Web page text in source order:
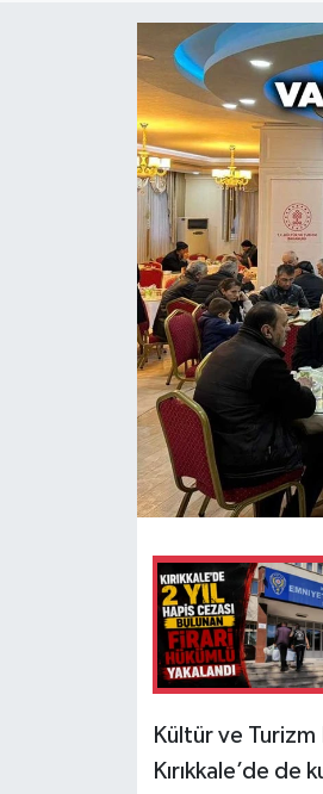
Kültür ve Turizm
Kırıkkale’de